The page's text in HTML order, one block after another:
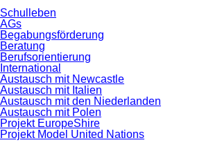
Schulleben
AGs
Begabungsförderung
Beratung
Berufsorientierung
International
Austausch mit Newcastle
Austausch mit Italien
Austausch mit den Niederlanden
Austausch mit Polen
Projekt EuropeShire
Projekt Model United Nations